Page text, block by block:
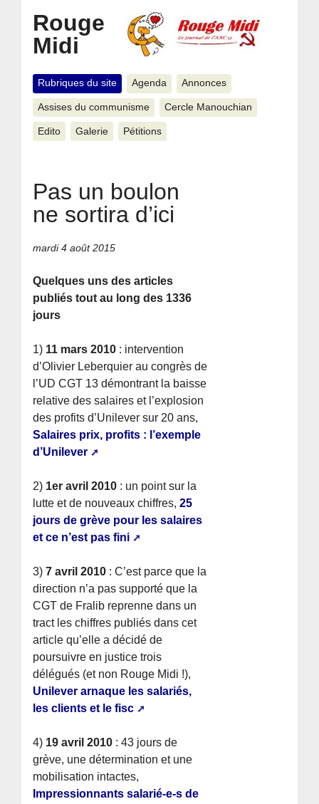
Rouge
Midi
Rubriques du site Agenda Annonces
Assises du communisme Cercle Manouchian
Edito Galerie Pétitions
Pas un boulon
ne sortira d’ici
mardi 4 août 2015
Quelques uns des articles
publiés tout au long des 1336
jours
1) 11 mars 2010 : intervention
d’Olivier Leberquier au congrès de
l’UD CGT 13 démontrant la baisse
relative des salaires et l’explosion
des profits d’Unilever sur 20 ans,
Salaires prix, profits : l’exemple
d’Unilever
2) 1er avril 2010 : un point sur la
lutte et de nouveaux chiffres,25
jours de grève pour les salaires
et ce n’est pas fini
3)7 avril 2010 : C’est parce que la
direction n’a pas supporté que la
CGT de Fralib reprenne dans un
tract les chiffres publiés dans cet
article qu’elle a décidé de
poursuivre en justice trois
délégués (et non Rouge Midi !),
Unilever arnaque les salariés,
les clients et le fisc
4) 19 avril 2010 : 43 jours de
grève, une détermination et une
mobilisation intactes,
Impressionnants salarié-e-s de